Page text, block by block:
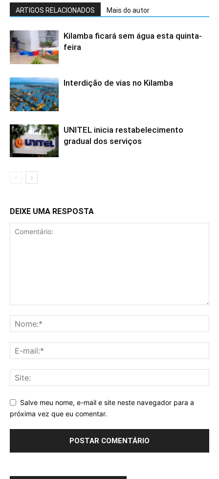
ARTIGOS RELACIONADOS Mais do autor
Kilamba ficará sem água esta quinta-
feira
Interdição de vias no Kilamba
UNITEL inicia restabelecimento
gradual dos serviços
DEIXE UMA RESPOSTA
Salve meu nome, e-mail e site neste navegador para a
próxima vez que eu comentar.